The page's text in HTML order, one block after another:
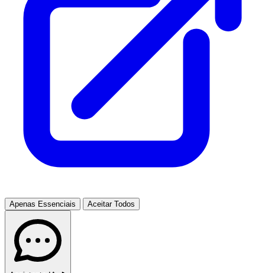
Apenas Essenciais Aceitar Todos